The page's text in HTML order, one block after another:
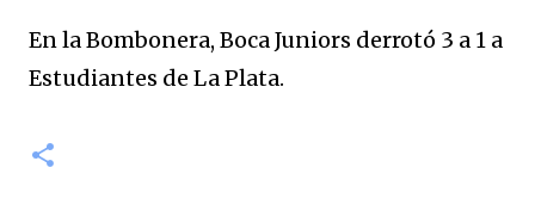
En la Bombonera, Boca Juniors derrotó 3 a 1 a
Estudiantes de La Plata.